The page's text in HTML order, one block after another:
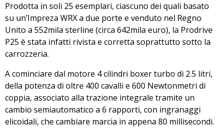
Prodotta in soli 25 esemplari, ciascuno dei quali basato
su un’Impreza WRX a due porte e venduto nel Regno
Unito a 552mila sterline (circa 642mila euro), la Prodrive
P25 è stata infatti rivista e corretta soprattutto sotto la
carrozzeria.
A cominciare dal motore 4 cilindri boxer turbo di 2.5 litri,
della potenza di oltre 400 cavalli e 600 Newtonmetri di
coppia, associato alla trazione integrale tramite un
cambio semiautomatico a 6 rapporti, con ingranaggi
elicoidali, che cambiare marcia in appena 80 millisecondi.